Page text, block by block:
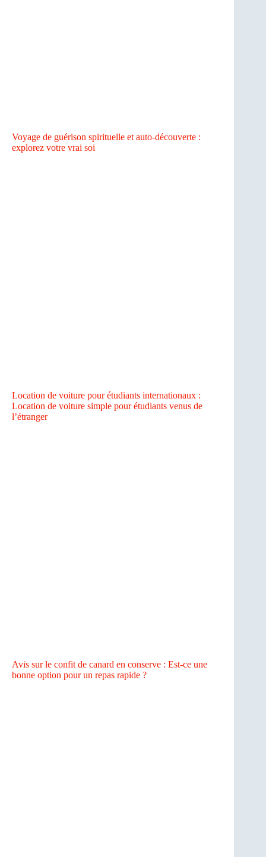
Voyage de guérison spirituelle et auto-découverte :
explorez votre vrai soi
Location de voiture pour étudiants internationaux :
Location de voiture simple pour étudiants venus de
l’étranger
Avis sur le confit de canard en conserve : Est-ce une
bonne option pour un repas rapide ?